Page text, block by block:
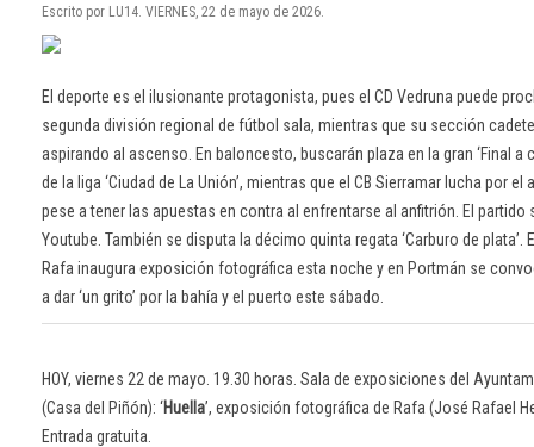
Escrito por LU14. VIERNES, 22 de mayo de 2026.
El deporte es el ilusionante protagonista, pues el CD Vedruna puede
segunda división regional de fútbol sala, mientras que su sección
aspirando al ascenso. En baloncesto, buscarán plaza en la gran ‘Final a
de la liga ‘Ciudad de La Unión’, mientras que el CB Sierramar lucha por
pese a tener las apuestas en contra al enfrentarse al anfitrión. El partido
Youtube. También se disputa la décimo quinta regata ‘Carburo de plata’.
Rafa inaugura exposición fotográfica esta noche y en Portmán se
a dar ‘un grito’ por la bahía y el puerto este sábado.
HOY, viernes 22 de mayo. 19.30 horas. Sala de exposiciones del
(Casa del Piñón): ‘Huella’, exposición fotográfica de Rafa (José Rafael
Entrada gratuita.